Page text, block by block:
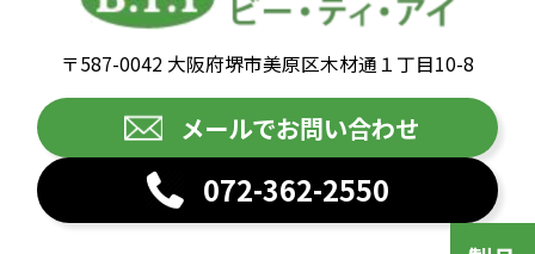
〒587-0042 大阪府堺市美原区木材通１丁目10-8
メールでお問い合わせ
072-362-2550